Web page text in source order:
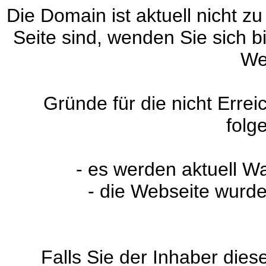
Die Domain ist aktuell nicht
Seite sind, wenden Sie sich
Gründe für die nicht
- es werden aktuell
- die Webseite
Falls Sie der Inhaber